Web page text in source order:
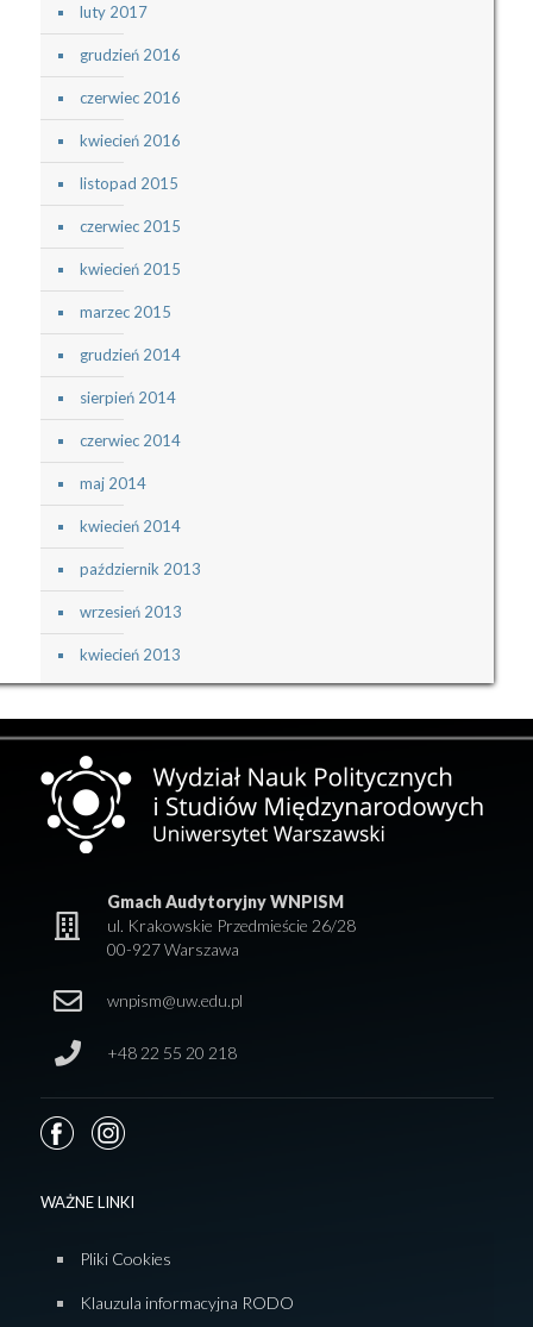
luty 2017
grudzień 2016
czerwiec 2016
kwiecień 2016
listopad 2015
czerwiec 2015
kwiecień 2015
marzec 2015
grudzień 2014
sierpień 2014
czerwiec 2014
maj 2014
kwiecień 2014
październik 2013
wrzesień 2013
kwiecień 2013
Gmach Audytoryjny WNPISM
ul. Krakowskie Przedmieście 26/28
00-927 Warszawa
wnpism@uw.edu.pl
+48 22 55 20 218
WAŻNE LINKI
Pliki Cookies
Klauzula informacyjna RODO